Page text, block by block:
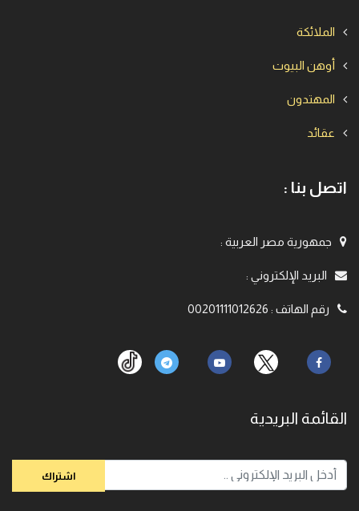
الملائكة
أوهن البيوت
المهتدون
عقائد
اتصل بنا :
جمهورية مصر العربية :
البريد الإلكتروني :
رقم الهاتف :
00201111012626
القائمة البريدية